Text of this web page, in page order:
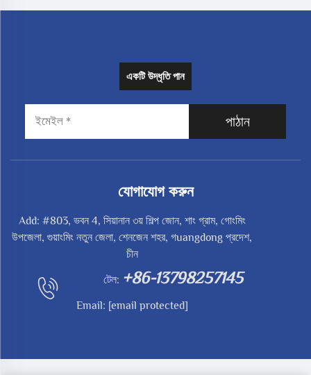
একটি উদ্ধৃতি পান
পাঠান
যোগাযোগ করুন
Add: #803, ভবন 4, সিয়ানান ৩য় শিল্প জোন, শাং গ্রাম, গোংমিং
উপজেলা, গুয়াংমিং নতুন জেলা, শেনজেন শহর, গuangdong প্রদেশ,
চীন
টেল: +86-13798257145
Email: [email protected]